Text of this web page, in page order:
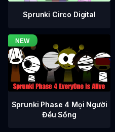
Sprunki Circo Digital
Sprunki Phase 4 Mọi Người
Đều Sống